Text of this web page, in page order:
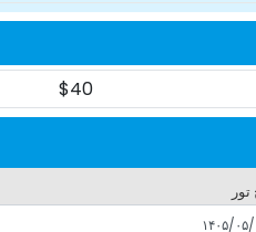
$40
تور